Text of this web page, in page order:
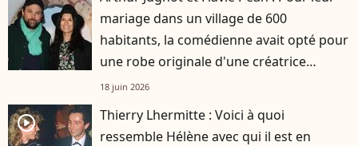
mariage dans un village de 600
habitants, la comédienne avait opté pour
une robe originale d'une créatrice
française
18 juin 2026
player2
Thierry Lhermitte : Voici à quoi
ressemble Hélène avec qui il est en